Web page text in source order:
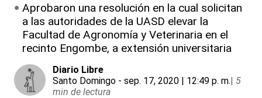
Aprobaron una resolución en la cual solicitan
a las autoridades de la UASD elevar la
Facultad de Agronomía y Veterinaria en el
recinto Engombe, a extensión universitaria
Diario Libre
Santo Domingo - sep. 17, 2020 | 12:49 p. m.| 5
min de lectura